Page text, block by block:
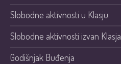
Slobodne aktivnosti u Klasju
Slobodne aktivnosti izvan Klasja
Godišnjak Buđenja